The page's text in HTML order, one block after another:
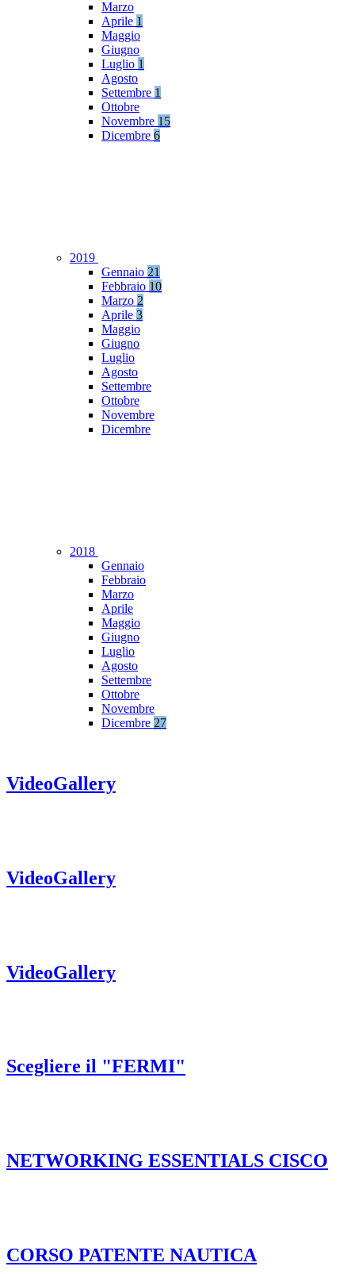
Marzo
Aprile 1
Maggio
Giugno
Luglio 1
Agosto
Settembre 1
Ottobre
Novembre 15
Dicembre 6
2019
Gennaio 21
Febbraio 10
Marzo 2
Aprile 3
Maggio
Giugno
Luglio
Agosto
Settembre
Ottobre
Novembre
Dicembre
2018
Gennaio
Febbraio
Marzo
Aprile
Maggio
Giugno
Luglio
Agosto
Settembre
Ottobre
Novembre
Dicembre 27
VideoGallery
VideoGallery
VideoGallery
Scegliere il "FERMI"
NETWORKING ESSENTIALS CISCO
CORSO PATENTE NAUTICA